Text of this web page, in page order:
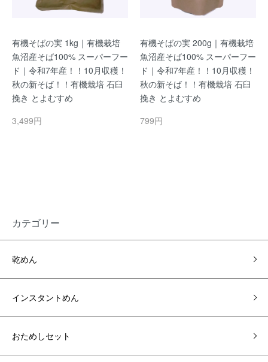
有機そばの実 1kg｜有機栽培
魚沼産そば100% スーパーフー
ド｜令和7年産！！10月収穫！
秋の新そば！！有機栽培 石臼
挽き とよむすめ
3,499円
有機そばの実 200g｜有機栽培
魚沼産そば100% スーパーフー
ド｜令和7年産！！10月収穫！
秋の新そば！！有機栽培 石臼
挽き とよむすめ
799円
カテゴリー
乾めん
インスタントめん
おためしセット